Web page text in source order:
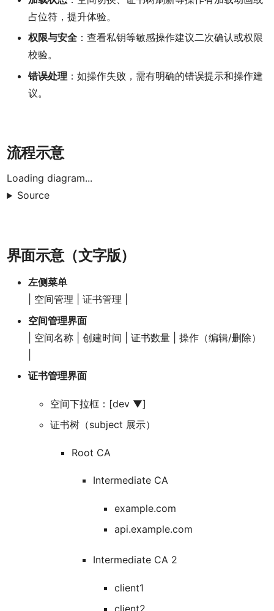
占位符，提升体验。
权限与安全 ：查看私钥等敏感操作建议二次确认或权限
校验。
错误处理 ：如操作失败，需有明确的错误提示和操作建
议。
流程示意
Loading diagram...
Source
界面示意（文字版）
左侧菜单
| 空间管理 | 证书管理 |
空间管理界面
| 空间名称 | 创建时间 | 证书数量 | 操作（编辑/删除）
证书管理界面
空间下拉框：[dev ▼]
证书树（subject 展示）
Root CA
Intermediate CA
example.com
api.example.com
Intermediate CA 2
client1
client2